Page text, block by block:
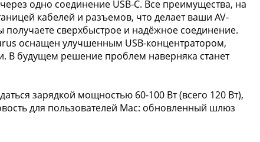
одно соединение USB-C. Все преимущества, на
кабелей и разъемов, что делает ваши AV-
сверхбыстрое и надёжное соединение.
оснащен улучшенным USB-концентратором,
В будущем решение проблем наверняка станет
зарядкой мощностью 60-100 Вт (всего 120 Вт),
для пользователей Mac: обновленный шлюз